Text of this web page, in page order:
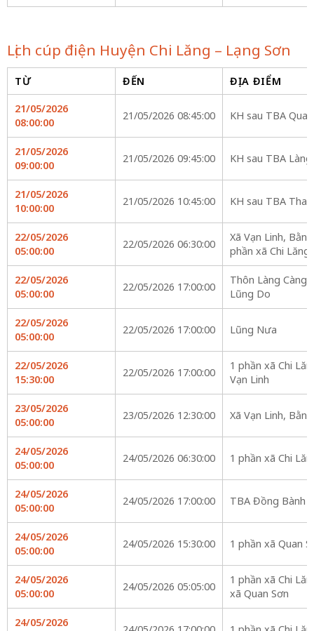
Lịch cúp điện Huyện Chi Lăng – Lạng Sơn
TỪ ĐẾN ĐỊA ĐIỂM
21/05/2026
08:00:00
21/05/2026 08:45:00 KH sau TBA
21/05/2026
09:00:00
21/05/2026 09:45:00 KH sau TBA
21/05/2026
10:00:00
21/05/2026 10:45:00 KH sau TBA
22/05/2026
05:00:00
22/05/2026 06:30:00
Xã Vạn Linh,
phần xã Chi Lăng
22/05/2026
05:00:00
22/05/2026 17:00:00
Thôn Làng
Lũng Do
22/05/2026
05:00:00
22/05/2026 17:00:00 Lũng Nưa
22/05/2026
15:30:00
22/05/2026 17:00:00
1 phần xã Chi
Vạn Linh
23/05/2026
05:00:00
23/05/2026 12:30:00 Xã Vạn Linh,
24/05/2026
05:00:00
24/05/2026 06:30:00 1 phần xã Chi
24/05/2026
05:00:00
24/05/2026 17:00:00 TBA Đồng Bành 1
24/05/2026
05:00:00
24/05/2026 15:30:00 1 phần xã Quan
24/05/2026
05:00:00
24/05/2026 05:05:00
1 phần xã Chi
xã Quan Sơn
24/05/2026